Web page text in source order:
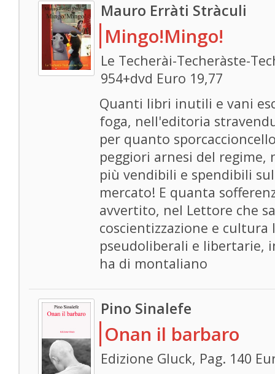
Mauro Erràti Stràculi
Mingo!Mingo!
Le Techerài-Techeràste-
954+dvd Euro 19,77
Quanti libri inutili e vani
foga, nell'editoria
per quanto
peggiori arnesi del
più vendibili e spendibili
mercato! E quanta
avvertito, nel Lettore che
coscientizzazione e
pseudoliberali e libertarie,
ha di montaliano
Pino Sinalefe
Onan il barbaro
Edizione Gluck, Pag. 140